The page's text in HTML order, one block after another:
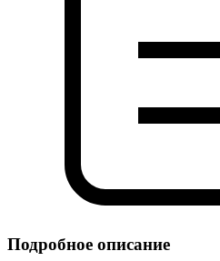
Подробное описание